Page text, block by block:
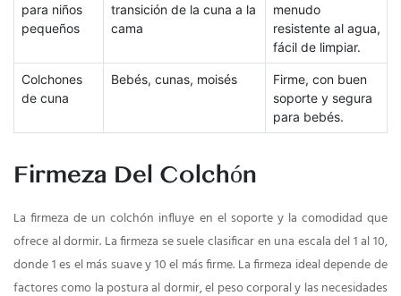
para niños
pequeños
transición de la cuna a la
cama
menudo
resistente al agua,
fácil de limpiar.
Colchones
de cuna
Bebés, cunas, moisés
Firme, con buen
soporte y segura
para bebés.
Firmeza Del Colchón
La firmeza de un colchón influye en el soporte y la comodidad que
ofrece al dormir. La firmeza se suele clasificar en una escala del 1 al 10,
donde 1 es el más suave y 10 el más firme. La firmeza ideal depende de
factores como la postura al dormir, el peso corporal y las necesidades